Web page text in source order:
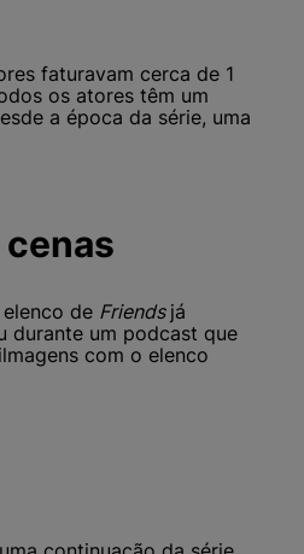
faturavam cerca de 1
os atores têm um
a época da série, uma
de Friends já
durante um podcast que
com o elenco